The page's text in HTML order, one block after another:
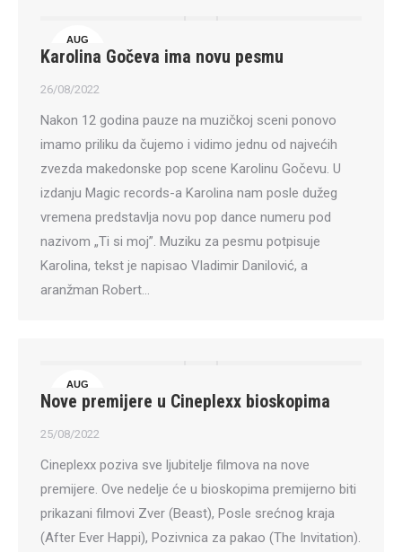
AUG
26
Karolina Gočeva ima novu pesmu
26/08/2022
Nakon 12 godina pauze na muzičkoj sceni ponovo
imamo priliku da čujemo i vidimo jednu od najvećih
zvezda makedonske pop scene Karolinu Gočevu. U
izdanju Magic records-a Karolina nam posle dužeg
vremena predstavlja novu pop dance numeru pod
nazivom „Ti si moj”. Muziku za pesmu potpisuje
Karolina, tekst je napisao Vladimir Danilović, a
aranžman Robert…
AUG
25
Nove premijere u Cineplexx bioskopima
25/08/2022
Cineplexx poziva sve ljubitelje filmova na nove
premijere. Ove nedelje će u bioskopima premijerno biti
prikazani filmovi Zver (Beast), Posle srećnog kraja
(After Ever Happi), Pozivnica za pakao (The Invitation).